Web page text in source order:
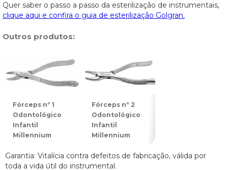
Quer saber o passo a passo da esterilização de instrumentais,
clique aqui e confira o guia de esterilização Golgran.
Outros produtos:
Fórceps nº 1
Odontológico
Infantil
Millennium
Fórceps nº 2
Odontológico
Infantil
Millennium
Garantia: Vitalícia contra defeitos de fabricação, válida por
toda a vida útil do instrumental.